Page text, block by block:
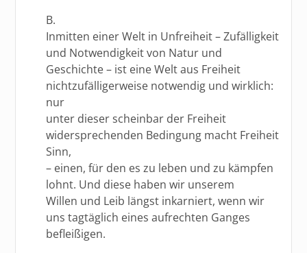
B.
Inmitten einer Welt in Unfreiheit – Zufälligkeit
und Notwendigkeit von Natur und
Geschichte – ist eine Welt aus Freiheit
nichtzufälligerweise notwendig und wirklich:
nur
unter dieser scheinbar der Freiheit
widersprechenden Bedingung macht Freiheit
Sinn,
– einen, für den es zu leben und zu kämpfen
lohnt. Und diese haben wir unserem
Willen und Leib längst inkarniert, wenn wir
uns tagtäglich eines aufrechten Ganges
befleißigen.